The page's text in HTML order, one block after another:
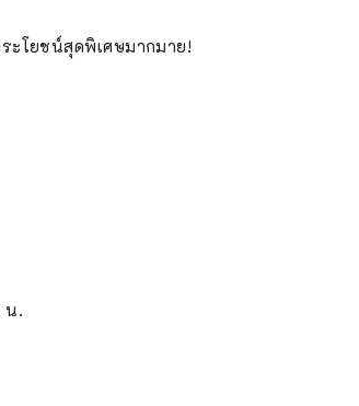
ะโยชน์สุดพิเศษมากมาย!
น.